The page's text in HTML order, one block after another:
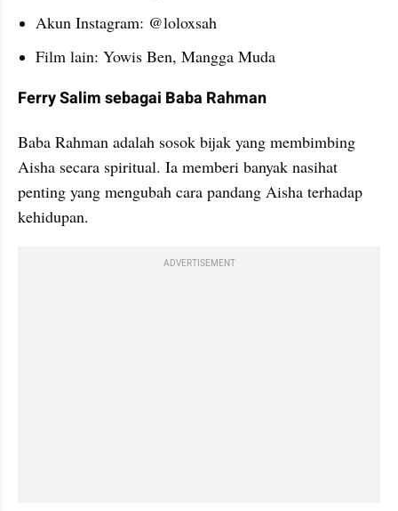
Akun Instagram: @loloxsah
Film lain: Yowis Ben, Mangga Muda
Ferry Salim sebagai Baba Rahman
Baba Rahman adalah sosok bijak yang membimbing
Aisha secara spiritual. Ia memberi banyak nasihat
penting yang mengubah cara pandang Aisha terhadap
kehidupan.
ADVERTISEMENT